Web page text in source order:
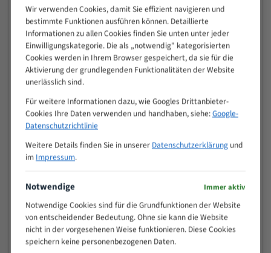
30
4/5
50
80
> 100
VOLLMATERIAL
M (mm)
Zähne pro
Zoll (ZpZ))
>
10/14
15 - 40
8/12
25 - 50
35 - 70
80 - 180
3/4
130 -
350
2/3
Wir verwenden Cookies, damit Sie effizient navigieren und
bestimmte Funktionen ausführen können. Detaillierte
Informationen zu allen Cookies finden Sie unten unter jeder
Einwilligungskategorie. Die als „notwendig" kategorisierten
Cookies werden in Ihrem Browser gespeichert, da sie für die
Aktivierung der grundlegenden Funktionalitäten der Website
unerlässlich sind.
Für weitere Informationen dazu, wie Googles Drittanbieter-
Cookies Ihre Daten verwenden und handhaben, siehe:Google-
Datenschutzrichtlinie
Weitere Details finden Sie in unserer Datenschutzerklärungund
im Impressum.
Notwendige Immer aktiv
Notwendige Cookies sind für die Grundfunktionen der Website
von entscheidender Bedeutung. Ohne sie kann die Website
nicht in der vorgesehenen Weise funktionieren. Diese Cookies
speichern keine personenbezogenen Daten.